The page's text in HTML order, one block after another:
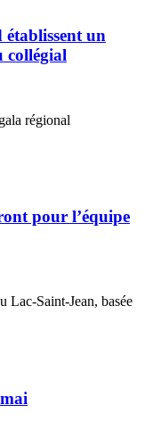
un
collégial
régional
pour l’équipe
Lac-Saint-Jean, basée